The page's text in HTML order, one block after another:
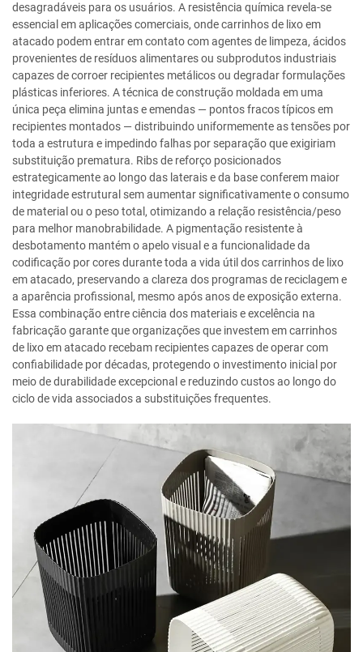
desagradáveis para os usuários. A resistência química revela-se
essencial em aplicações comerciais, onde carrinhos de lixo em
atacado podem entrar em contato com agentes de limpeza, ácidos
provenientes de resíduos alimentares ou subprodutos industriais
capazes de corroer recipientes metálicos ou degradar formulações
plásticas inferiores. A técnica de construção moldada em uma
única peça elimina juntas e emendas — pontos fracos típicos em
recipientes montados — distribuindo uniformemente as tensões por
toda a estrutura e impedindo falhas por separação que exigiriam
substituição prematura. Ribs de reforço posicionados
estrategicamente ao longo das laterais e da base conferem maior
integridade estrutural sem aumentar significativamente o consumo
de material ou o peso total, otimizando a relação resistência/peso
para melhor manobrabilidade. A pigmentação resistente à
desbotamento mantém o apelo visual e a funcionalidade da
codificação por cores durante toda a vida útil dos carrinhos de lixo
em atacado, preservando a clareza dos programas de reciclagem e
a aparência profissional, mesmo após anos de exposição externa.
Essa combinação entre ciência dos materiais e excelência na
fabricação garante que organizações que investem em carrinhos
de lixo em atacado recebam recipientes capazes de operar com
confiabilidade por décadas, protegendo o investimento inicial por
meio de durabilidade excepcional e reduzindo custos ao longo do
ciclo de vida associados a substituições frequentes.